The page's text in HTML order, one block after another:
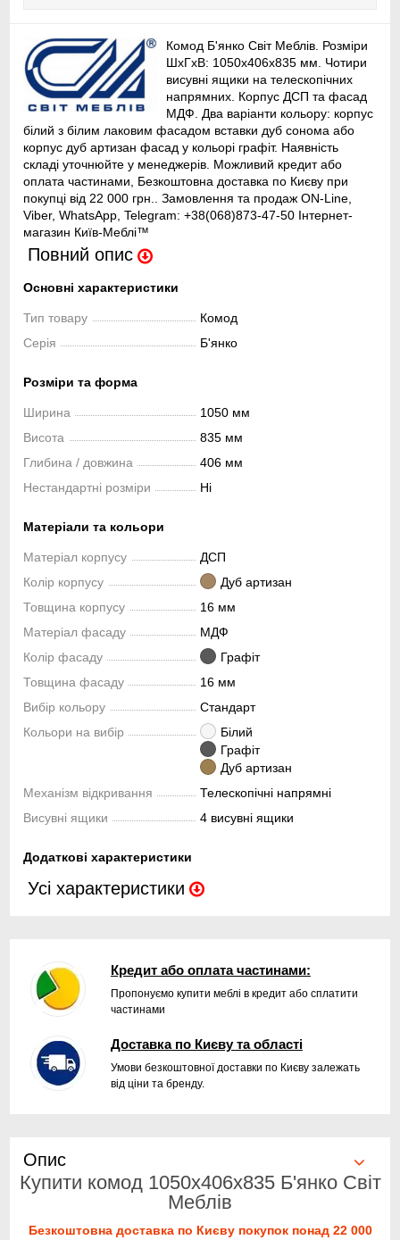
Комод Б'янко Світ Меблів. Розміри
ШхГхВ: 1050х406х835 мм. Чотири
висувні ящики на телескопічних
напрямних. Корпус ДСП та фасад
МДФ. Два варіанти кольору: корпус
білий з білим лаковим фасадом вставки дуб сонома або
корпус дуб артизан фасад у кольорі графіт. Наявність
складі уточнюйте у менеджерів. Можливий кредит або
оплата частинами, Безкоштовна доставка по Києву при
покупці від 22 000 грн.. Замовлення та продаж ON-Line,
Viber, WhatsApp, Telegram: +38(068)873-47-50 Інтернет-
магазин Київ-Меблі™
Повний опис
Основні характеристики
Тип товару
Комод
Серія
Б'янко
Розміри та форма
Ширина
1050 мм
Висота
835 мм
Глибина / довжина
406 мм
Нестандартні розміри
Ні
Матеріали та кольори
Матеріал корпусу
ДСП
Колір корпусу
Дуб артизан
Товщина корпусу
16 мм
Матеріал фасаду
МДФ
Колір фасаду
Графіт
Товщина фасаду
16 мм
Вибір кольору
Стандарт
Кольори на вибір
Білий
Графіт
Дуб артизан
Механізм відкривання
Телескопічні напрямні
Висувні ящики
4 висувні ящики
Додаткові характеристики
Усі характеристики
Кредит або оплата частинами:
Пропонуємо купити меблі в кредит або сплатити
частинами
Доставка по Києву та області
Умови безкоштовної доставки по Києву залежать
від ціни та бренду.
Опис
Купити комод 1050х406х835 Б'янко Світ
Меблів
Безкоштовна доставка по Києву покупок понад 22 000